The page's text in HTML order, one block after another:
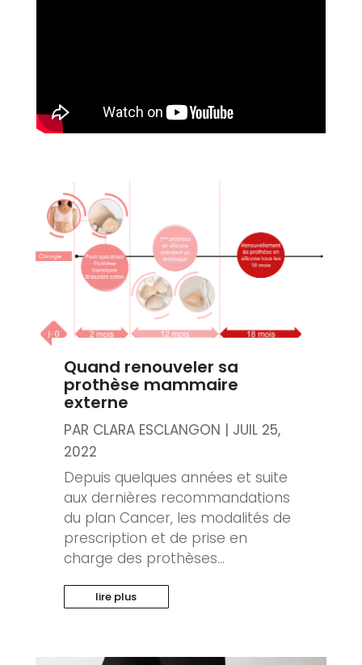
Quand renouveler sa
prothèse mammaire
externe
PAR CLARA ESCLANGON | JUIL 25,
2022
Depuis quelques années et suite
aux dernières recommandations
du plan Cancer, les modalités de
prescription et de prise en
charge des prothèses...
lire plus